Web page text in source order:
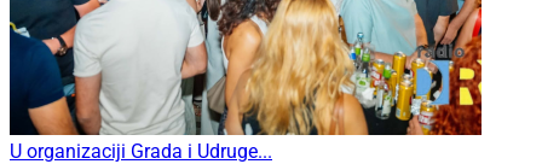
U organizaciji Grada i Udruge...